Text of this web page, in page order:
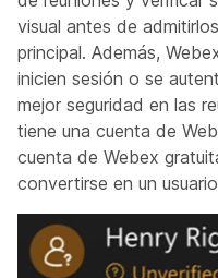
visual antes de
principal. Además,
inicien sesión o se
mejor seguridad en las
tiene una cuenta de
cuenta de Webex
convertirse en un